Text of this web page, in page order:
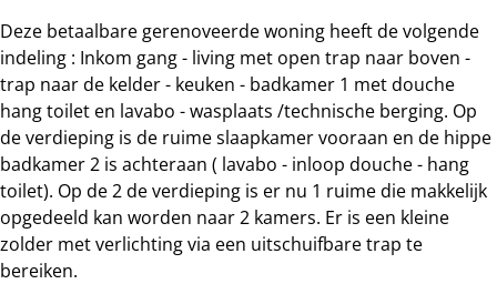
Deze betaalbare gerenoveerde woning heeft de volgende
indeling : Inkom gang - living met open trap naar boven -
trap naar de kelder - keuken - badkamer 1 met douche
hang toilet en lavabo - wasplaats /technische berging. Op
de verdieping is de ruime slaapkamer vooraan en de hippe
badkamer 2 is achteraan ( lavabo - inloop douche - hang
toilet). Op de 2 de verdieping is er nu 1 ruime die makkelijk
opgedeeld kan worden naar 2 kamers. Er is een kleine
zolder met verlichting via een uitschuifbare trap te
bereiken.